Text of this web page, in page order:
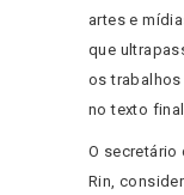
artes e
que
os trabalhos
no texto
O secretário
Rin,